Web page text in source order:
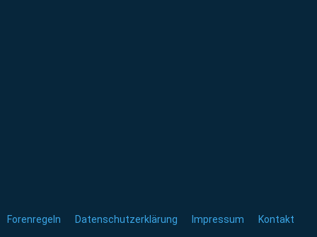
Forenregeln Datenschutzerklärung Impressum Kontakt